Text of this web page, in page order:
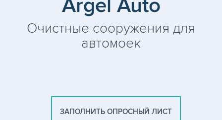
Argel Auto
Очистные сооружения для
автомоек
ЗАПОЛНИТЬ ОПРОСНЫЙ ЛИСТ